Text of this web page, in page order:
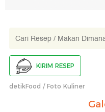
KIRIM RESEP
detikFood Foto Kuliner